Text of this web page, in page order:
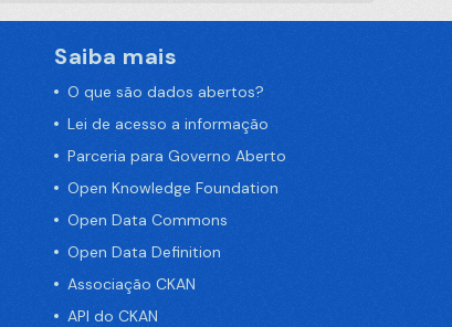
Saiba mais
O que são dados abertos?
Lei de acesso a informação
Parceria para Governo Aberto
Open Knowledge Foundation
Open Data Commons
Open Data Definition
Associação CKAN
API do CKAN